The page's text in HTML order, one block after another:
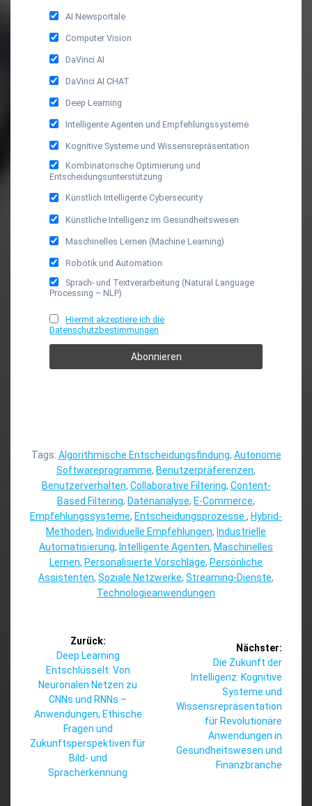
AI Newsportale
Computer Vision
DaVinci AI
DaVinci AI CHAT
Deep Learning
Intelligente Agenten und Empfehlungssysteme
Kognitive Systeme und Wissensrepräsentation
Kombinatorische Optimierung und
Entscheidungsunterstützung
Künstlich Intelligente Cybersecurity
Künstliche Intelligenz im Gesundheitswesen
Maschinelles Lernen (Machine Learning)
Robotik und Automation
Sprach- und Textverarbeitung (Natural Language
Processing – NLP)
Hiermit akzeptiere ich die
Datenschutzbestimmungen
Tags: Algorithmische Entscheidungsfindung, Autonome
Softwareprogramme, Benutzerpräferenzen,
Benutzerverhalten, Collaborative Filtering, Content-
Based Filtering, Datenanalyse, E-Commerce,
Empfehlungssysteme, Entscheidungsprozesse. , Hybrid-
Methoden, Individuelle Empfehlungen, Industrielle
Automatisierung, Intelligente Agenten, Maschinelles
Lernen, Personalisierte Vorschläge, Persönliche
Assistenten, Soziale Netzwerke, Streaming-Dienste,
Technologieanwendungen
Beitragsnavigation
Zurück:
Vorheriger
Beitrag:
Deep Learning
Entschlüsselt: Von
Neuronalen Netzen zu
CNNs und RNNs –
Anwendungen, Ethische
Fragen und
Zukunftsperspektiven für
Bild- und
Spracherkennung
Nächster:
Nächster
Beitrag:
Die Zukunft der
Intelligenz: Kognitive
Systeme und
Wissensrepräsentation
für Revolutionäre
Anwendungen in
Gesundheitswesen und
Finanzbranche